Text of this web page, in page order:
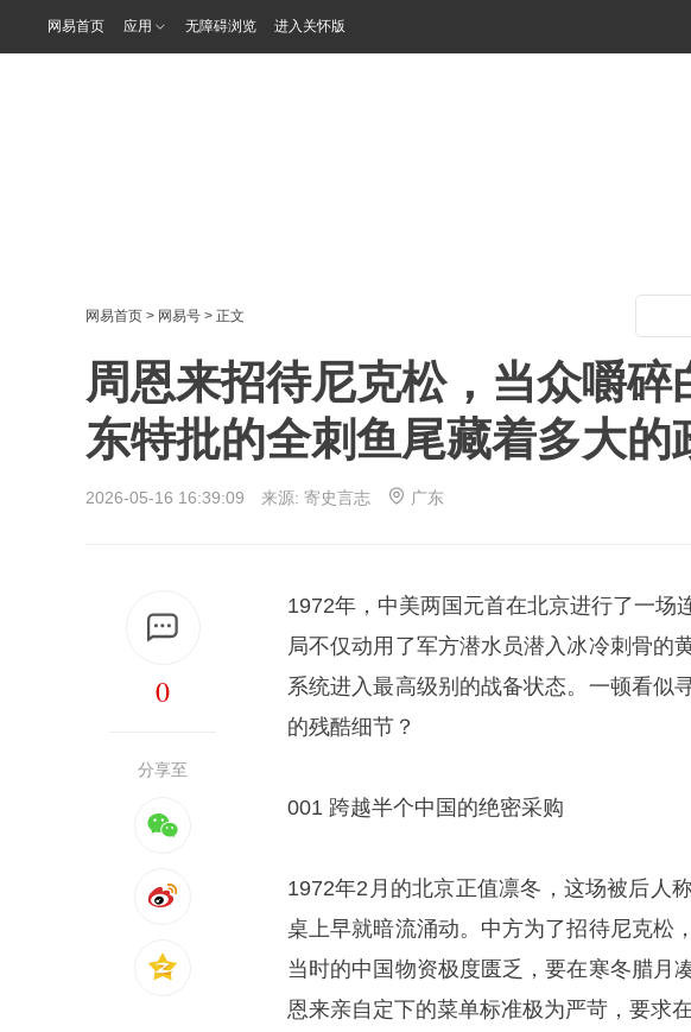
网易首页 应用 无障碍浏览 进入关怀版
网易首页 > 网易号 > 正文
周恩来招待尼克松，当众嚼
东特批的全刺鱼尾藏着多大的
2026-05-16 16:39:09 来源: 寄史言志 广东
0
分享至
1972年，中美两国元首在北京进行了一场
局不仅动用了军方潜水员潜入冰冷刺骨的
系统进入最高级别的战备状态。一顿看似
的残酷细节？
001 跨越半个中国的绝密采购
1972年2月的北京正值凛冬，这场被后人
桌上早就暗流涌动。中方为了招待尼克松
当时的中国物资极度匮乏，要在寒冬腊月
恩来亲自定下的菜单标准极为严苛，要求